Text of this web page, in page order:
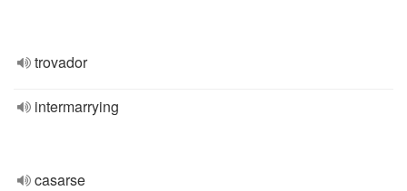
trovador
intermarrying
casarse